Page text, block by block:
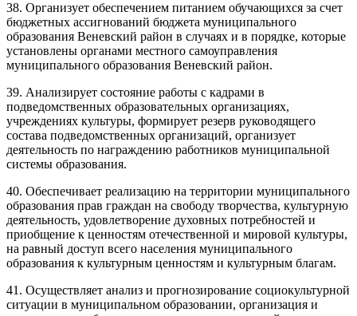
38. Организует обеспечением питанием обучающихся за счет
бюджетных ассигнований бюджета муниципального
образования Веневский район в случаях и в порядке, которые
установлены органами местного самоуправления
муниципального образования Веневский район.
39. Анализирует состояние работы с кадрами в
подведомственных образовательных организациях,
учреждениях культуры, формирует резерв руководящего
состава подведомственных организаций, организует
деятельность по награждению работников муниципальной
системы образования.
40. Обеспечивает реализацию на территории муниципального
образования прав граждан на свободу творчества, культурную
деятельность, удовлетворение духовных потребностей и
приобщение к ценностям отечественной и мировой культуры,
на равный доступ всего населения муниципального
образования к культурным ценностям и культурным благам.
41. Осуществляет анализ и прогнозирование социокультурной
ситуации в муниципальном образовании, организация и